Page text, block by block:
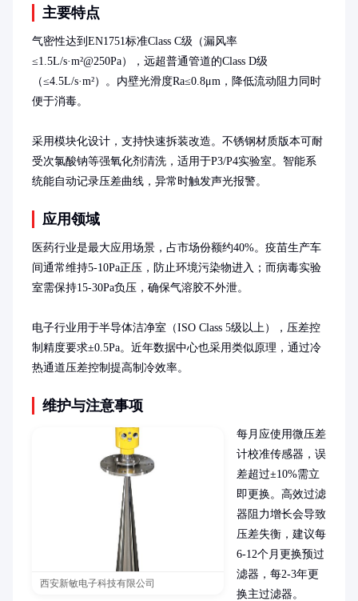
主要特点
气密性达到EN1751标准Class C级（漏风率
≤1.5L/s·m²@250Pa），远超普通管道的Class D级
（≤4.5L/s·m²）。内壁光滑度Ra≤0.8μm，降低流动阻力同时
便于消毒。
采用模块化设计，支持快速拆装改造。不锈钢材质版本可耐
受次氯酸钠等强氧化剂清洗，适用于P3/P4实验室。智能系
统能自动记录压差曲线，异常时触发声光报警。
应用领域
医药行业是最大应用场景，占市场份额约40%。疫苗生产车
间通常维持5-10Pa正压，防止环境污染物进入；而病毒实验
室需保持15-30Pa负压，确保气溶胶不外泄。
电子行业用于半导体洁净室（ISO Class 5级以上），压差控
制精度要求±0.5Pa。近年数据中心也采用类似原理，通过冷
热通道压差控制提高制冷效率。
维护与注意事项
西安新敏电子科技有限公司
每月应使用微压差
计校准传感器，误
差超过±10%需立
即更换。高效过滤
器阻力增长会导致
压差失衡，建议每
6-12个月更换预过
滤器，每2-3年更
换主过滤器。